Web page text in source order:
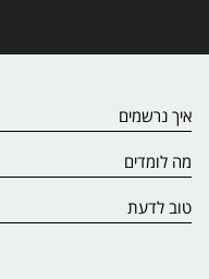
איך נרשמים
מה לומדים
טוב לדעת